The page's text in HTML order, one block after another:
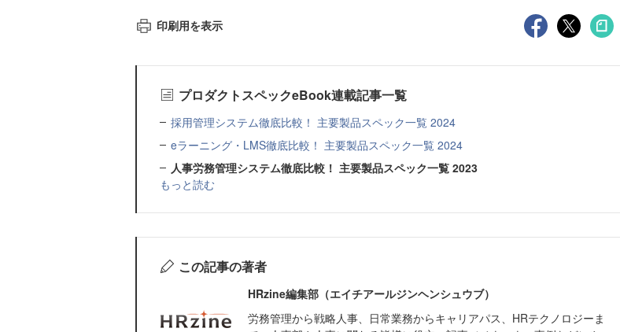
印刷用を表示
プロダクトスペックeBook連載記事一覧
採用管理システム徹底比較！ 主要製品スペック一覧 2024
eラーニング・LMS徹底比較！ 主要製品スペック一覧 2024
人事労務管理システム徹底比較！ 主要製品スペック一覧 2023
もっと読む
この記事の著者
HRzine編集部（エイチアールジンヘンシュウブ）
労務管理から戦略人事、日常業務からキャリアパス、HRテクノロジーま